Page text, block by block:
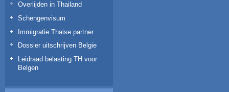
Overlijden in Thailand
Schengenvisum
Immigratie Thaise partner
Dossier uitschrijven Belgie
Leidraad belasting TH voor
Belgen